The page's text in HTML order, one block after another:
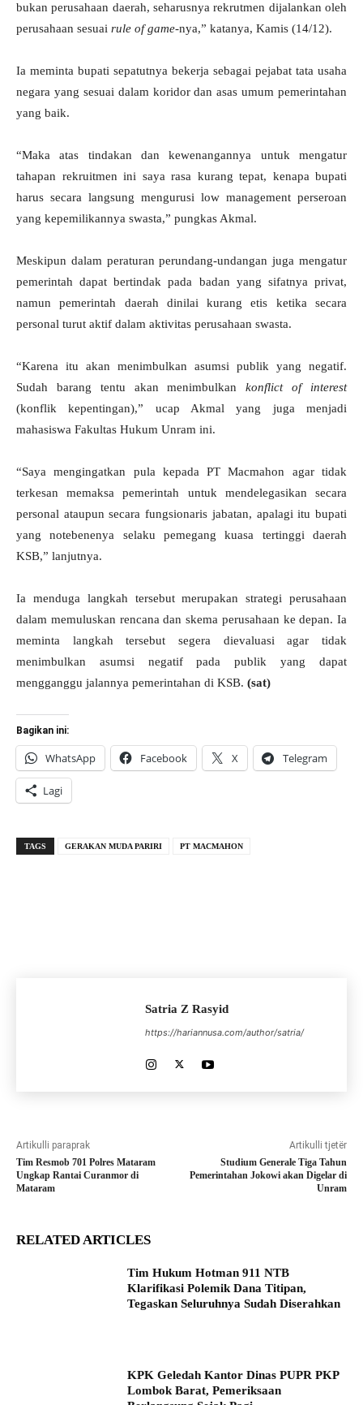
bukan perusahaan daerah, seharusnya rekrutmen dijalankan oleh
perusahaan sesuai rule of game-nya,” katanya, Kamis (14/12).
Ia meminta bupati sepatutnya bekerja sebagai pejabat tata usaha
negara yang sesuai dalam koridor dan asas umum pemerintahan
yang baik.
“Maka atas tindakan dan kewenangannya untuk mengatur
tahapan rekruitmen ini saya rasa kurang tepat, kenapa bupati
harus secara langsung mengurusi low management perseroan
yang kepemilikannya swasta,” pungkas Akmal.
Meskipun dalam peraturan perundang-undangan juga mengatur
pemerintah dapat bertindak pada badan yang sifatnya privat,
namun pemerintah daerah dinilai kurang etis ketika secara
personal turut aktif dalam aktivitas perusahaan swasta.
“Karena itu akan menimbulkan asumsi publik yang negatif.
Sudah barang tentu akan menimbulkankonflict of interest
(konflik kepentingan),” ucap Akmal yang juga menjadi
mahasiswa Fakultas Hukum Unram ini.
“Saya mengingatkan pula kepada PT Macmahon agar tidak
terkesan memaksa pemerintah untuk mendelegasikan secara
personal ataupun secara fungsionaris jabatan, apalagi itu bupati
yang notebenenya selaku pemegang kuasa tertinggi daerah
KSB,” lanjutnya.
Ia menduga langkah tersebut merupakan strategi perusahaan
dalam memuluskan rencana dan skema perusahaan ke depan. Ia
meminta langkah tersebut segera dievaluasi agar tidak
menimbulkan asumsi negatif pada publik yang dapat
mengganggu jalannya pemerintahan di KSB. (sat)
Bagikan ini:
WhatsApp Facebook X Telegram
Lagi
TAGS GERAKAN MUDA PARIRI PT MACMAHON
Satria Z Rasyid
https://hariannusa.com/author/satria/
Artikulli paraprak
Tim Resmob 701 Polres Mataram
Ungkap Rantai Curanmor di
Mataram
Artikulli tjetër
Studium Generale Tiga Tahun
Pemerintahan Jokowi akan Digelar di
Unram
RELATED ARTICLES
Tim Hukum Hotman 911 NTB
Klarifikasi Polemik Dana Titipan,
Tegaskan Seluruhnya Sudah Diserahkan
KPK Geledah Kantor Dinas PUPR PKP
Lombok Barat, Pemeriksaan